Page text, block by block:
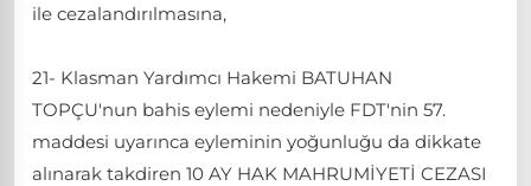
ile cezalandırılmasına,
21- Klasman Yardımcı Hakemi BATUHAN
TOPÇU'nun bahis eylemi nedeniyle FDT'nin 57.
maddesi uyarınca eyleminin yoğunluğu da dikkate
alınarak takdiren 10 AY HAK MAHRUMİYETİ CEZASI